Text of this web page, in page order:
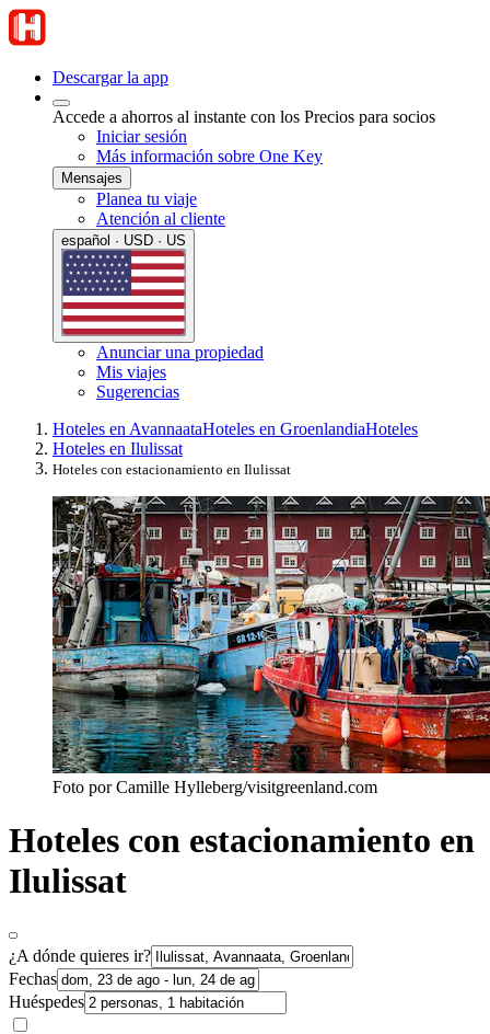
Descargar la app
Accede a ahorros al instante con los Precios para socios
Iniciar sesión
Más información sobre One Key
Mensajes
Planea tu viaje
Atención al cliente
español · USD · US
Anunciar una propiedad
Mis viajes
Sugerencias
Hoteles en AvannaataHoteles en GroenlandiaHoteles
Hoteles en Ilulissat
Hoteles con estacionamiento en Ilulissat
Foto por Camille Hylleberg/visitgreenland.com
Hoteles con estacionamiento en
Ilulissat
¿A dónde quieres ir?
Fechas
Huéspedes